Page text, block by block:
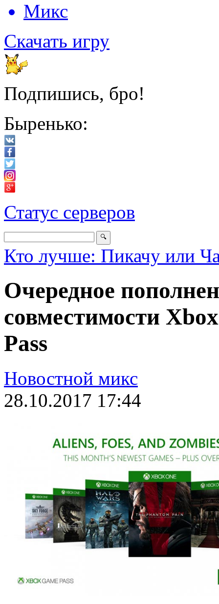
Микс
Скачать игру
Подпишись, бро!
Быренько:
Статус серверов
Кто лучше: Пикачу или
Очередное
совместимости
Pass
Новостной микс
28.10.2017 17:44